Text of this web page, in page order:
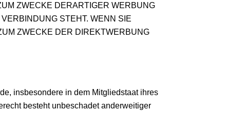
ZWECKE DERARTIGER WERBUNG
STEHT. WENN SIE
ZWECKE DER DIREKTWERBUNG
insbesondere in dem Mitgliedstaat ihres
besteht unbeschadet anderweitiger